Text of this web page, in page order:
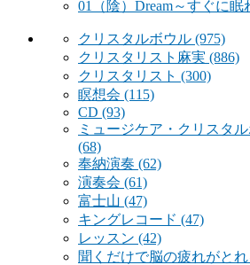
01（陰）Dream～すぐに眠
クリスタルボウル (975)
クリスタリスト麻実 (886)
クリスタリスト (300)
瞑想会 (115)
CD (93)
ミュージケア・クリスタ
(68)
奉納演奏 (62)
演奏会 (61)
富士山 (47)
キングレコード (47)
レッスン (42)
聞くだけで脳の疲れがと